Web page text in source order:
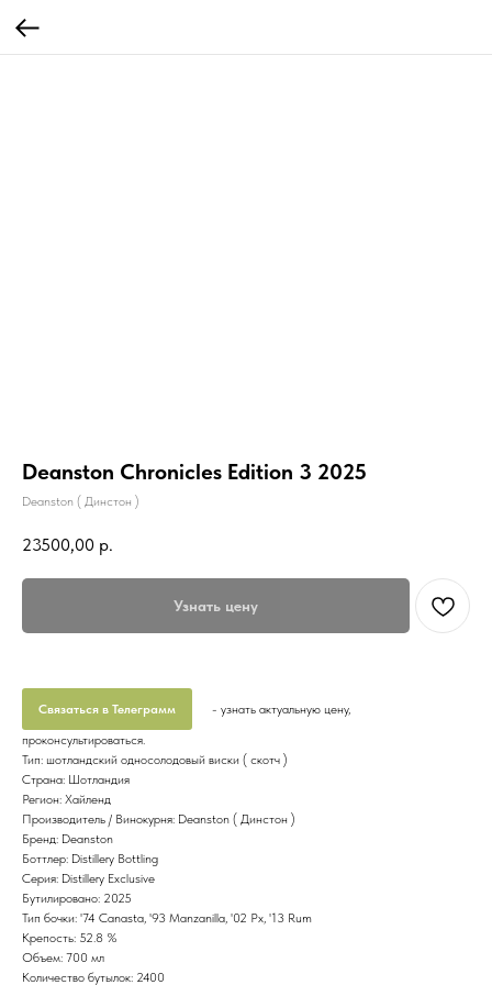
Deanston Chronicles Edition 3 2025
Deanston ( Динстон )
23500,00 р.
Узнать цену
Связаться в Телеграмм
- узнать актуальную цену,
проконсультироваться.
Тип: шотландский односолодовый виски ( скотч )
Страна: Шотландия
Регион: Хайленд
Производитель / Винокурня: Deanston ( Динстон )
Бренд: Deanston
Боттлер: Distillery Bottling
Серия: Distillery Exclusive
Бутилировано: 2025
Тип бочки: '74 Canasta, '93 Manzanilla, '02 Px, '13 Rum
Крепость: 52.8 %
Объем: 700 мл
Количество бутылок: 2400